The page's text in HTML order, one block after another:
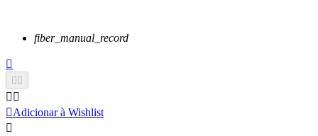
fiber_manual_record


 
Adicionar à Wishlist
